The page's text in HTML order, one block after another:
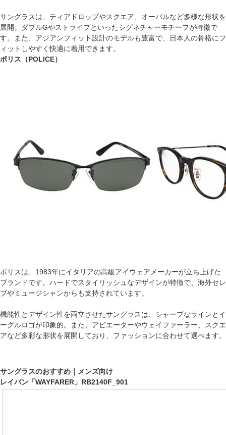
サングラスは、ティアドロップやスクエア、オーバルなど多様な形状を
展開。ダブルGやストライプといったシグネチャーモチーフが特徴で
す。また、アジアンフィット設計のモデルも豊富で、日本人の骨格にフ
ィットしやすく快適に着用できます。
ポリス（POLICE）
ポリスは、1983年にイタリアの高級アイウェアメーカーが立ち上げた
ブランドです。ハードでスタイリッシュなデザインが特徴で、海外セレ
ブやミュージシャンからも支持されています。
機能性とデザイン性を両立させたサングラスは、シャープなラインとイ
ーグルロゴが印象的。また、アビエーターやウェイファーラー、スクエ
アなど多彩な形状を展開しており、ファッションに合わせて選べます。
サングラスのおすすめ｜メンズ向け
レイバン「WAYFARER」RB2140F_901